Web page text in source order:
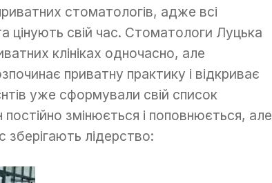
стоматологів, адже всі
свій час. Стоматологи Луцька
клініках одночасно, але
приватну практику і відкриває
уже сформували свій список
змінюється і поповнюється, але
зберігають лідерство: